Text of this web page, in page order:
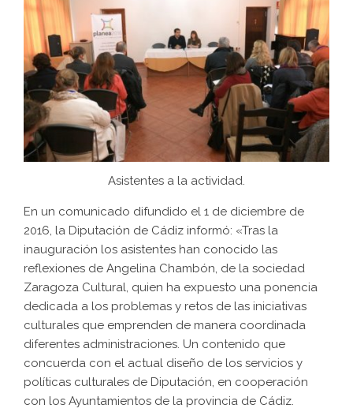
Asistentes a la actividad.
En un comunicado difundido el 1 de diciembre de
2016, la Diputación de Cádiz informó: «Tras la
inauguración los asistentes han conocido las
reflexiones de Angelina Chambón, de la sociedad
Zaragoza Cultural, quien ha expuesto una ponencia
dedicada a los problemas y retos de las iniciativas
culturales que emprenden de manera coordinada
diferentes administraciones. Un contenido que
concuerda con el actual diseño de los servicios y
políticas culturales de Diputación, en cooperación
con los Ayuntamientos de la provincia de Cádiz.